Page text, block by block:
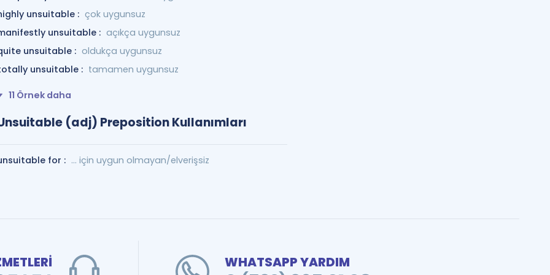
unsuitable : çok uygunsuz
unsuitable : açıkça uygunsuz
unsuitable : oldukça uygunsuz
unsuitable : tamamen uygunsuz
11 Örnek daha
(adj) Preposition Kullanımları
for : ... için uygun olmayan/elverişsiz
WHATSAPP YARDIM